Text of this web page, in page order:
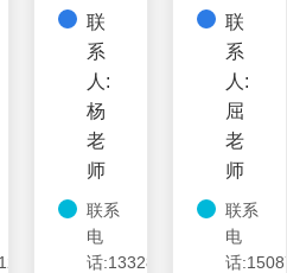
联
系
人:
杨
老
师
联系
电
话:13328789001
联
系
人:
屈
老
师
联系
电
话